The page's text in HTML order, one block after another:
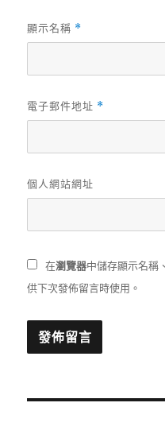
顯示名稱 *
電子郵件地址 *
個人網站網址
在瀏覽器中儲存顯示名稱
供下次發佈留言時使用。